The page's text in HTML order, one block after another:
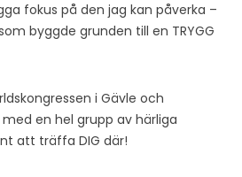
fokus på den jag kan påverka –
byggde grunden till en TRYGG
i Gävle och
en hel grupp av härliga
att träffa DIG där!